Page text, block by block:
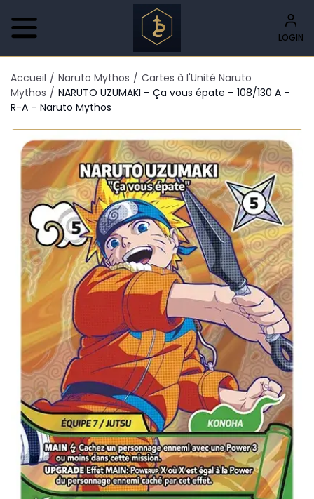
LOGIN
Accueil / Naruto Mythos / Cartes à l'Unité Naruto
Mythos / NARUTO UZUMAKI – Ça vous épate – 108/130 A –
R-A – Naruto Mythos